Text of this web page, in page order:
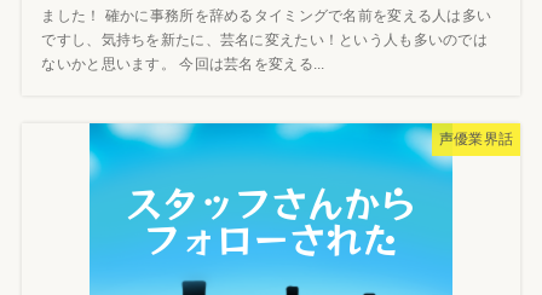
ました！ 確かに事務所を辞めるタイミングで名前を変える人は多い
ですし、気持ちを新たに、芸名に変えたい！という人も多いのでは
ないかと思います。 今回は芸名を変える...
声優業界話